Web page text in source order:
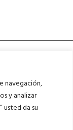
navegación,
y analizar
da su